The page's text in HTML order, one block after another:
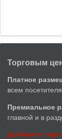
Торговым
Платное
всем
Премиальное
главной и в
Добавить